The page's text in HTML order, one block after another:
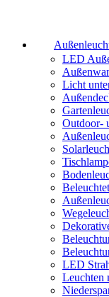
LED
Licht
Outdoor-
LED
Leuchten